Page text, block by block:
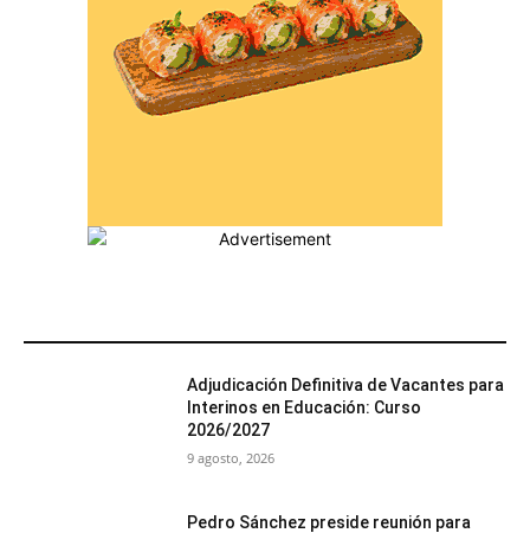
Adjudicación Definitiva de Vacantes para
Interinos en Educación: Curso
2026/2027
9 agosto, 2026
Pedro Sánchez preside reunión para